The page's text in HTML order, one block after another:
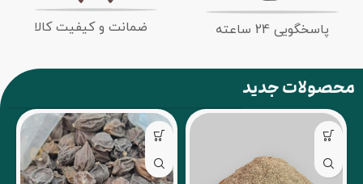
پاسخگویی 24 ساعته ضمانت و کیفیت کالا
محصولات جدید